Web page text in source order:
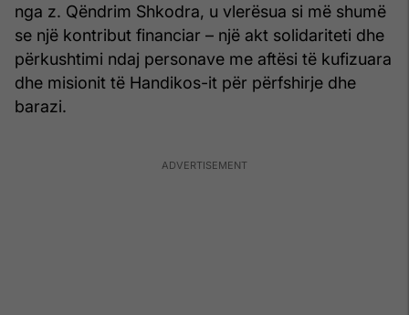
nga z. Qëndrim Shkodra, u vlerësua si më shumë
se një kontribut financiar – një akt solidariteti dhe
përkushtimi ndaj personave me aftësi të kufizuara
dhe misionit të Handikos-it për përfshirje dhe
barazi.